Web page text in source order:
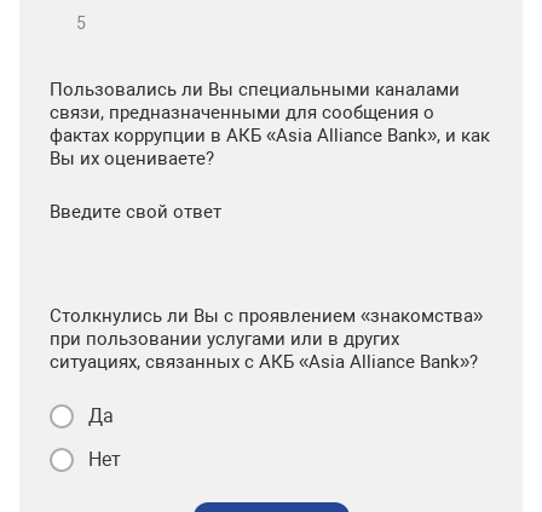
Пользовались ли Вы специальными каналами
связи, предназначенными для сообщения о
фактах коррупции в АКБ «Asia Alliance Bank», и как
Вы их оцениваете?
Введите свой ответ
Столкнулись ли Вы с проявлением «знакомства»
при пользовании услугами или в других
ситуациях, связанных с АКБ «Asia Alliance Bank»?
Да
Нет